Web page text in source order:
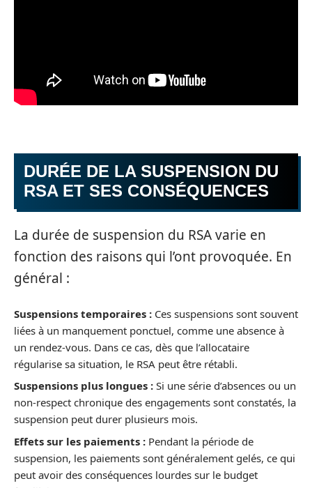
DURÉE DE LA SUSPENSION DU
RSA ET SES CONSÉQUENCES
La durée de suspension du RSA varie en
fonction des raisons qui l’ont provoquée. En
général :
Suspensions temporaires : Ces suspensions sont souvent
liées à un manquement ponctuel, comme une absence à
un rendez-vous. Dans ce cas, dès que l’allocataire
régularise sa situation, le RSA peut être rétabli.
Suspensions plus longues : Si une série d’absences ou un
non-respect chronique des engagements sont constatés, la
suspension peut durer plusieurs mois.
Effets sur les paiements : Pendant la période de
suspension, les paiements sont généralement gelés, ce qui
peut avoir des conséquences lourdes sur le budget